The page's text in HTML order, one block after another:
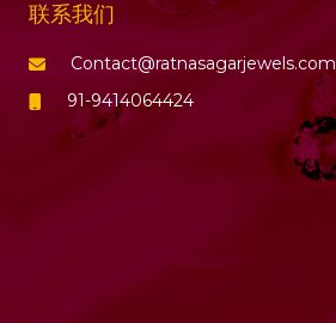
联系我们
Contact@ratnasagarjewels.com
91-9414064424